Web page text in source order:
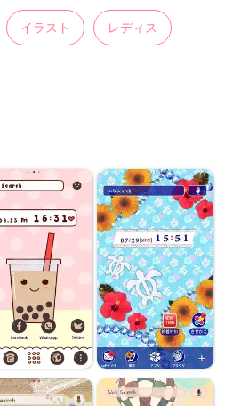
イラスト レディス